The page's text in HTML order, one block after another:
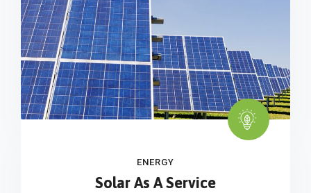
ENERGY
Solar As A Service